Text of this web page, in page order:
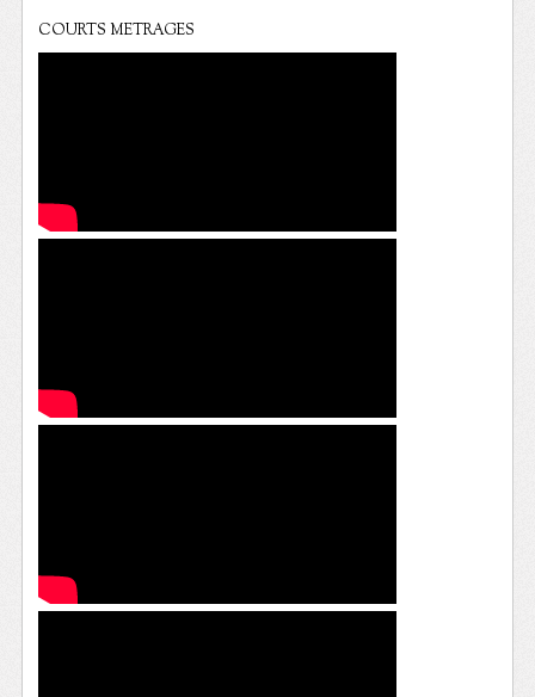
COURTS METRAGES